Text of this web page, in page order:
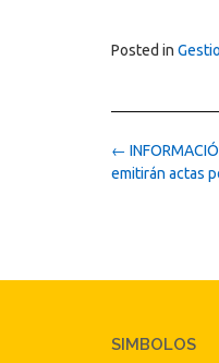
Posted in
Post
navigation
←
emitirán actas
SIMBOLOS